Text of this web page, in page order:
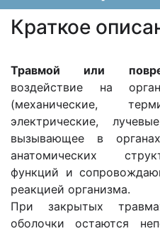
Краткое
Травмой или
воздействие на
(механические,
электрические,
вызывающее в
анатомических
функций и
реакцией организма.
При закрытых
оболочки остаются